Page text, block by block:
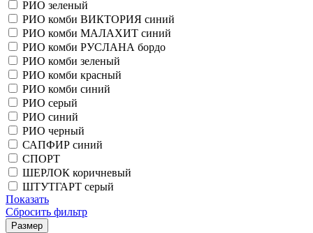
РИО зеленый
РИО комби ВИКТОРИЯ синий
РИО комби МАЛАХИТ синий
РИО комби РУСЛАНА бордо
РИО комби зеленый
РИО комби красный
РИО комби синий
РИО серый
РИО синий
РИО черный
САПФИР синий
СПОРТ
ШЕРЛОК коричневый
ШТУТГАРТ серый
Показать
Сбросить фильтр
Размер